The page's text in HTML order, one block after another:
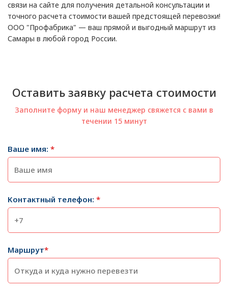
связи на сайте для получения детальной консультации и
точного расчета стоимости вашей предстоящей перевозки!
ООО "Профабрика" — ваш прямой и выгодный маршрут из
Самары в любой город России.
Оставить заявку расчета стоимости
Заполните форму и наш менеджер свяжется с вами в
течении 15 минут
Ваше имя: *
Контактный телефон: *
Маршрут*